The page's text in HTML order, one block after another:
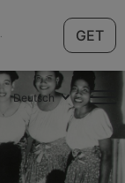
GET
Deutsch